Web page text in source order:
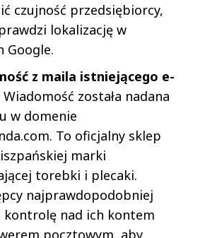
czujność przedsiębiorcy,
lokalizację w
Google.
z maila istniejącego e-
Wiadomość została nadana
w domenie
To oficjalny sklep
marki
torebki i plecaki.
najprawdopodobniej
kontrolę nad ich kontem
pocztowym, aby